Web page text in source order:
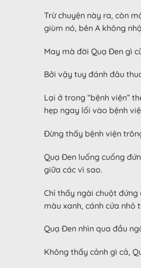
Trừ chuyện này ra, còn
giùm nó, bên A không
May mà đời Quạ Đen gì
Bởi vậy tuy đánh đâu
Lại ở trong “bệnh viện”
hẹp ngay lối vào bệnh
Đừng thấy bệnh viện
Quạ Đen luống cuống
giữa các vì sao.
Chỉ thấy ngài chuột
màu xanh, cánh cửa nhỏ
Quạ Đen nhìn qua đầu
Không thấy cảnh gì cả,